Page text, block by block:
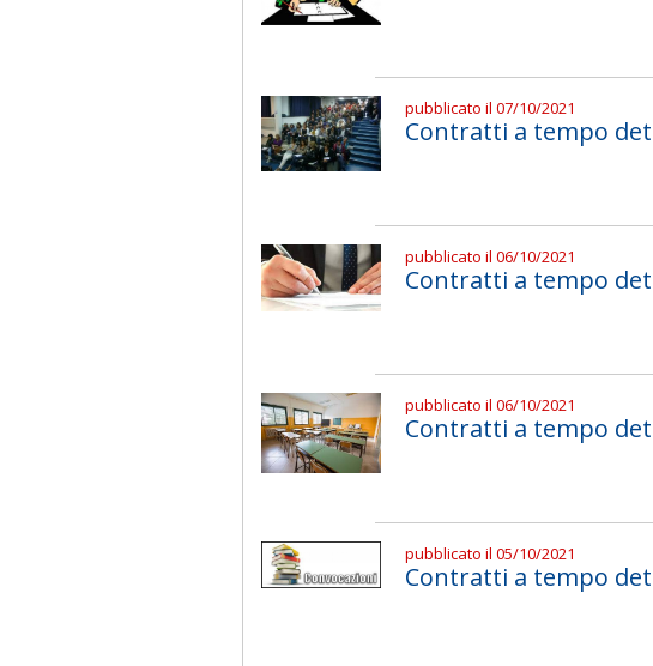
pubblicato il 07/10/2021
Contratti a tempo
pubblicato il 06/10/2021
Contratti a tempo
pubblicato il 06/10/2021
Contratti a tempo
pubblicato il 05/10/2021
Contratti a tempo